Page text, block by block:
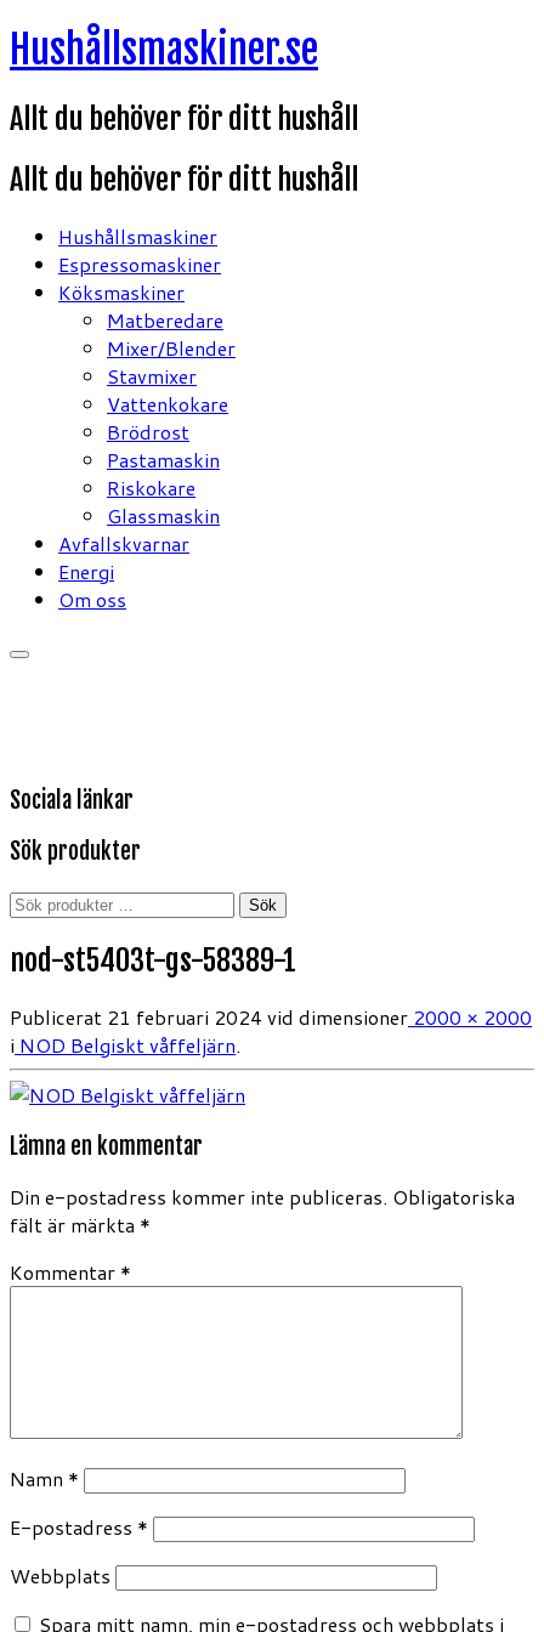
Hoppa
till
Hushållsmaskiner.se
Allt du behöver för ditt hushåll
Allt du behöver för ditt hushåll
Hushållsmaskiner
Espressomaskiner
Köksmaskiner
Matberedare
Mixer/Blender
Stavmixer
Vattenkokare
Brödrost
Pastamaskin
Riskokare
Glassmaskin
Avfallskvarnar
Energi
Om oss
Sociala länkar
Sök produkter
Sök
Sök
nod-st5403t-gs-58389-1
Publicerat 21 februari 2024 vid dimensioner 2000 × 2000
i NOD Belgiskt våffeljärn.
Lämna en kommentar
Din e-postadress kommer inte publiceras. Obligatoriska
fält är märkta *
Kommentar *
Namn *
E-postadress *
Webbplats
Spara mitt namn, min e-postadress och webbplats i